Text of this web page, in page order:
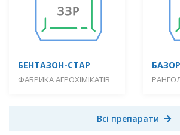
БЕНТАЗОН-СТАР
ФАБРИКА АГРОХІМІКАТІВ
Всі препарати